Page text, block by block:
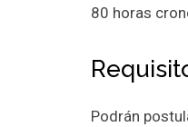
80 horas
Podrán